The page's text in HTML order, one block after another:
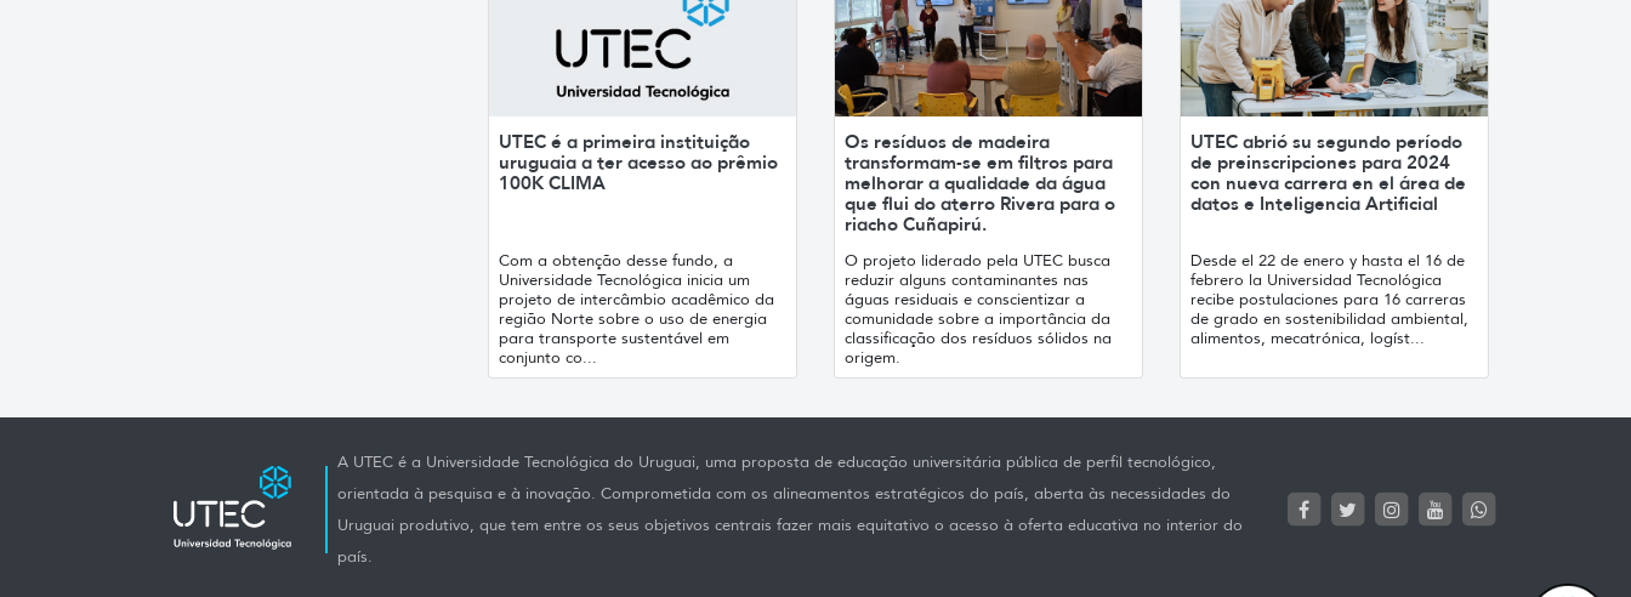
UTEC é a primeira instituição
uruguaia a ter acesso ao prêmio
100K CLIMA
Com a obtenção desse fundo, a
Universidade Tecnológica inicia um
projeto de intercâmbio acadêmico da
região Norte sobre o uso de energia
para transporte sustentável em
conjunto co...
Os resíduos de madeira
transformam-se em filtros para
melhorar a qualidade da água
que flui do aterro Rivera para o
riacho Cuñapirú.
O projeto liderado pela UTEC busca
reduzir alguns contaminantes nas
águas residuais e conscientizar a
comunidade sobre a importância da
classificação dos resíduos sólidos na
origem.
UTEC abrió su segundo período
de preinscripciones para 2024
con nueva carrera en el área de
datos e Inteligencia Artificial
Desde el 22 de enero y hasta el 16 de
febrero la Universidad Tecnológica
recibe postulaciones para 16 carreras
de grado en sostenibilidad ambiental,
alimentos, mecatrónica, logíst...
A UTEC é a Universidade Tecnológica do Uruguai, uma proposta de educação universitária pública de perfil tecnológico,
orientada à pesquisa e à inovação. Comprometida com os alineamentos estratégicos do país, aberta às necessidades do
Uruguai produtivo, que tem entre os seus objetivos centrais fazer mais equitativo o acesso à oferta educativa no interior do
país.